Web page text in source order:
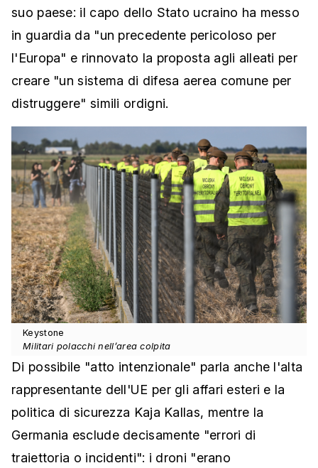
suo paese: il capo dello Stato ucraino ha messo
in guardia da "un precedente pericoloso per
l'Europa" e rinnovato la proposta agli alleati per
creare "un sistema di difesa aerea comune per
distruggere" simili ordigni.
Keystone
Militari polacchi nell’area colpita
Di possibile "atto intenzionale" parla anche l'alta
rappresentante dell'UE per gli affari esteri e la
politica di sicurezza Kaja Kallas, mentre la
Germania esclude decisamente "errori di
traiettoria o incidenti": i droni "erano